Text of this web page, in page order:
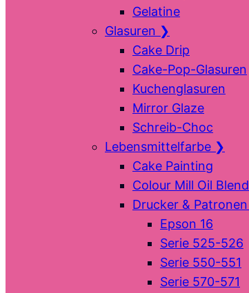
Gelatine
Glasuren ❯
Cake Drip
Cake-Pop-Glasuren
Kuchenglasuren
Mirror Glaze
Schreib-Choc
Lebensmittelfarbe ❯
Cake Painting
Colour Mill Oil Blend
Drucker & Patronen
Epson 16
Serie 525-526
Serie 550-551
Serie 570-571